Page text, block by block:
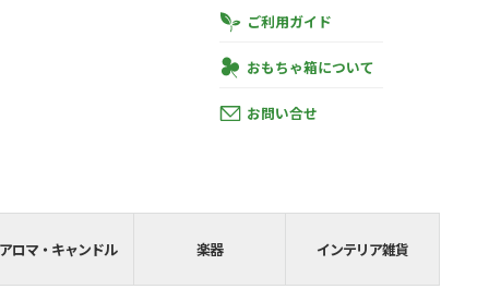
ご利用ガイド
おもちゃ箱について
お問い合せ
アロマ・キャンドル 楽器 インテリア雑貨